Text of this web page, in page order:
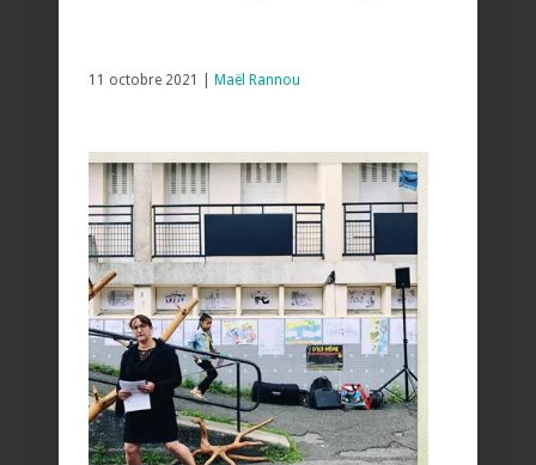
11 octobre 2021 | Maël Rannou